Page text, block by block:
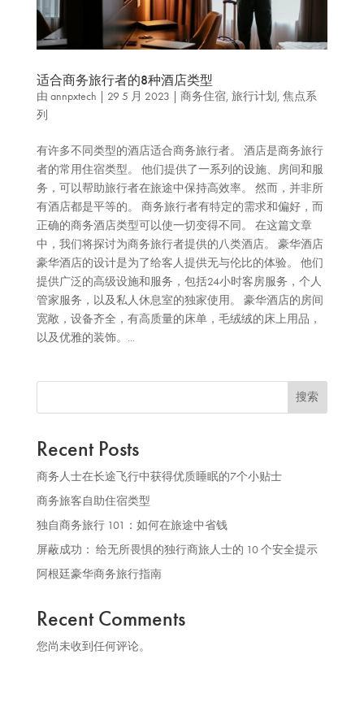
适合商务旅行者的8种酒店类型
由 annpxtech | 29 5 月 2023 | 商务住宿, 旅行计划 焦点系
列
有许多不同类型的酒店适合商务旅行者。 酒店是商务旅行
者的常用住宿类型。 他们提供了一系列的设施、房间和服
务，可以帮助旅行者在旅途中保持高效率。 然而，并非所
有酒店都是平等的。 商务旅行者有特定的需求和偏好，而
正确的商务酒店类型可以使一切变得不同。 在这篇文章
中，我们将探讨为商务旅行者提供的八类酒店。 豪华酒店
豪华酒店的设计是为了给客人提供无与伦比的体验。 他们
提供广泛的高级设施和服务，包括24小时客房服务，个人
管家服务，以及私人休息室的独家使用。 豪华酒店的房间
宽敞，设备齐全，有高质量的床单，毛绒绒的床上用品，
以及优雅的装饰。...
搜索
Recent Posts
商务人士在长途飞行中获得优质睡眠的7个小贴士
商务旅客自助住宿类型
独自商务旅行 101：如何在旅途中省钱
屏蔽成功： 给无所畏惧的独行商旅人士的 10 个安全提示
阿根廷豪华商务旅行指南
Recent Comments
您尚未收到任何评论。